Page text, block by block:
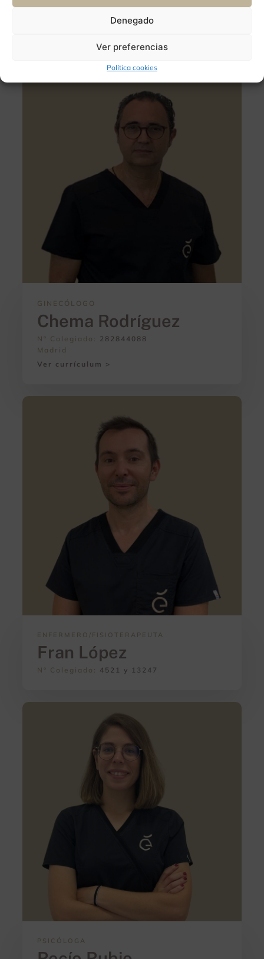
Denegado
Ver preferencias
Política cookies
GINECÓLOGO
Chema Rodríguez
Nº Colegiado: 282844088
Madrid
Ver currículum >
ENFERMERO/FISIOTERAPEUTA
Fran López
Nº Colegiado: 4521 y 13247
PSICÓLOGA